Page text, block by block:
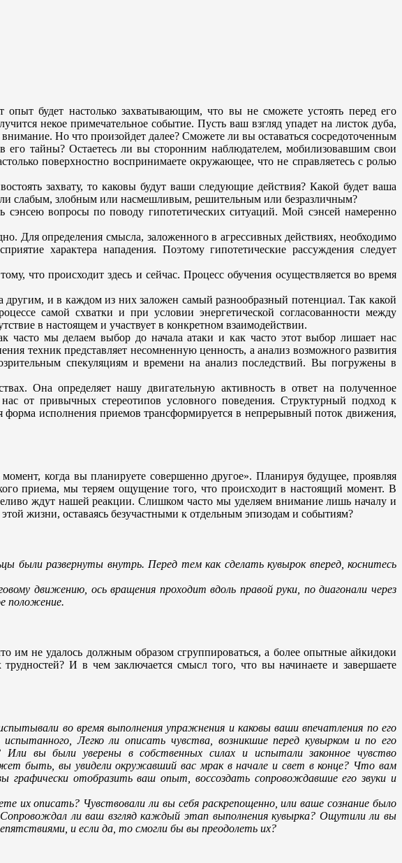
будет настолько захватывающим, что вы не сможете устоять перед его
некое примечательное событие. Пусть ваш взгляд упадет на листок дуба,
Но что произойдет далее? Сможете ли вы оставаться сосредоточенным
тайны? Остаетесь ли вы сторонним наблюдателем, мобилизовавшим свои
поверхностно воспринимаете окружающее, что не справляетесь с ролью
захвату, то каковы будут ваши следующие действия? Какой будет ваша
слабым, злобным или насмешливым, решительным или безразличным?
сэнсею вопросы по поводу гипотетических ситуаций. Мой сэнсей намеренно
Для определения смысла, заложенного в агрессивных действиях, необходимо
характера нападения. Поэтому гипотетические рассуждения следует
что происходит здесь и сейчас. Процесс обучения осуществляется во время
и в каждом из них заложен самый разнообразный потенциал. Так какой
самой схватки и при условии энергетической согласованности между
в настоящем и участвует в конкретном взаимодействии.
часто мы делаем выбор до начала атаки и как часто этот выбор лишает нас
техник представляет несомненную ценность, а анализ возможного развития
спекуляциям и времени на анализ последствий. Вы погружены в
Она определяет нашу двигательную активность в ответ на полученное
от привычных стереотипов условного поведения. Структурный подход к
исполнения приемов трансформируется в непрерывный поток движения,
когда вы планируете совершенно другое». Планируя будущее, проявляя
приема, мы теряем ощущение того, что происходит в настоящий момент. В
ждут нашей реакции. Слишком часто мы уделяем внимание лишь началу и
жизни, оставаясь безучастными к отдельным эпизодам и событиям?
были развернуты внутрь. Перед тем как сделать кувырок вперед, коснитесь
движению, ось вращения проходит вдоль правой руки, по диагонали через
положение.
им не удалось должным образом сгруппироваться, а более опытные айкидоки
И в чем заключается смысл того, что вы начинаете и завершаете
во время выполнения упражнения и каковы ваши впечатления по его
Легко ли описать чувства, возникшие перед кувырком и по его
Или вы были уверены в собственных силах и испытали законное чувство
быть, вы увидели окружавший вас мрак в начале и свет в конце? Что вам
графически отобразить ваш опыт, воссоздать сопровождавшие его звуки и
их описать? Чувствовали ли вы себя раскрепощенно, или ваше сознание было
ли ваш взгляд каждый этап выполнения кувырка? Ощутили ли вы
и если да, то смогли бы вы преодолеть их?